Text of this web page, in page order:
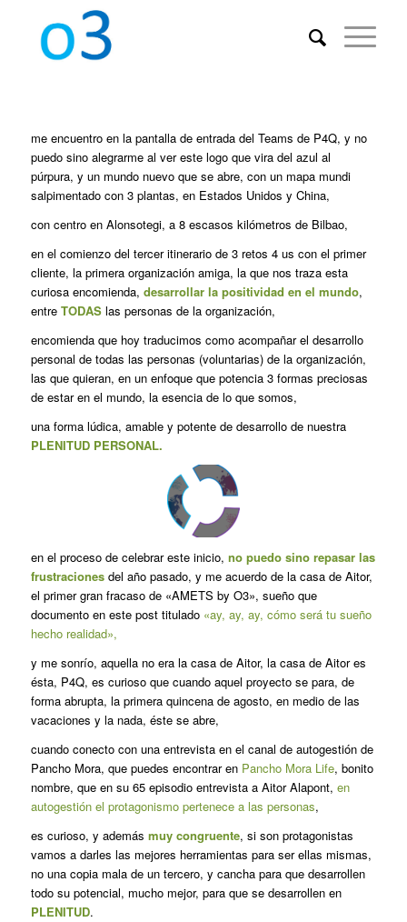
me encuentro en la pantalla de entrada del Teams de P4Q, y no
puedo sino alegrarme al ver este logo que vira del azul al
púrpura, y un mundo nuevo que se abre, con un mapa mundi
salpimentado con 3 plantas, en Estados Unidos y China,
con centro en Alonsotegi, a 8 escasos kilómetros de Bilbao,
en el comienzo del tercer itinerario de 3 retos 4 us con el primer
cliente, la primera organización amiga, la que nos traza esta
curiosa encomienda, desarrollar la positividad en el mundo,
entre TODASlas personas de la organización,
encomienda que hoy traducimos como acompañar el desarrollo
personal de todas las personas (voluntarias) de la organización,
las que quieran, en un enfoque que potencia 3 formas preciosas
de estar en el mundo, la esencia de lo que somos,
una forma lúdica, amable y potente de desarrollo de nuestra
PLENITUD PERSONAL.
en el proceso de celebrar este inicio, no puedo sino repasar las
frustraciones del año pasado, y me acuerdo de la casa de Aitor,
el primer gran fracaso de «AMETS by O3», sueño que
documento en este post titulado «ay, ay, ay, cómo será tu sueño
hecho realidad»,
y me sonrío, aquella no era la casa de Aitor, la casa de Aitor es
ésta, P4Q, es curioso que cuando aquel proyecto se para, de
forma abrupta, la primera quincena de agosto, en medio de las
vacaciones y la nada, éste se abre,
cuando conecto con una entrevista en el canal de autogestión de
Pancho Mora, que puedes encontrar en Pancho Mora Life, bonito
nombre, que en su 65 episodio entrevista a Aitor Alapont, en
autogestión el protagonismo pertenece a las personas,
es curioso, y además muy congruente, si son protagonistas
vamos a darles las mejores herramientas para ser ellas mismas,
no una copia mala de un tercero, y cancha para que desarrollen
todo su potencial, mucho mejor, para que se desarrollen en
PLENITUD.